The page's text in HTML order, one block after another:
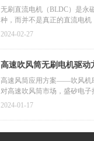
炙烤的感觉。高速吹风机有了
表面的空气流通速度，使发丝
保住发丝内部水分和营养成分
同样能达到快速吹干头发的
吹干，所以吹干头发后头发就
运行和更高的速度范围。
解
无刷直流电机（BLDC）是永
种，而并不是真正的直流电机
区别于有刷直流电机，无刷
传感器取代碳刷换向器，以钕
材料，性能上相较一般的传统
子是线圈绕组电枢，转子是永
通以固定的直流电流，则电机
场，电机不能转动起来，只
2024-02-27
高速吹风筒无刷电机驱动
高速风筒应用方案——吹风机
对高速吹风筒市场，盛矽电子
速风筒的整体解决方案，满
品量产化。
2024-01-17